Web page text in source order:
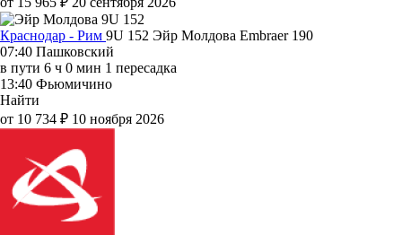
Краснодар - Рим 9U 152 Эйр Молдова Embraer 190
07:40 Пашковский
в пути 6 ч 0 мин 1 пересадка
13:40 Фьюмичино
Найти
от 10 734 ₽ 10 ноября 2026